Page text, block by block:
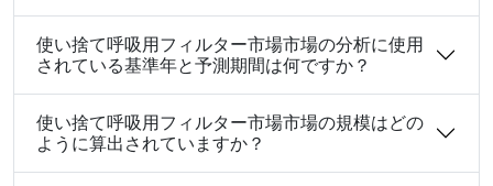
使い捨て呼吸用フィルター市場市場の分析に使用
されている基準年と予測期間は何ですか？
使い捨て呼吸用フィルター市場市場の規模はどの
ように算出されていますか？